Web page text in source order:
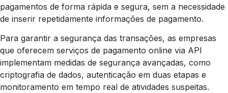
pagamentos de forma rápida e segura, sem a necessidade
de inserir repetidamente informações de pagamento.
Para garantir a segurança das transações, as empresas
que oferecem serviços de pagamento online via API
implementam medidas de segurança avançadas, como
criptografia de dados, autenticação em duas etapas e
monitoramento em tempo real de atividades suspeitas.